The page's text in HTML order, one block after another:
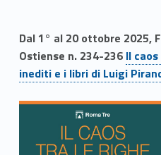
Dal 1° al 20 ottobre 2025,
Ostiense n. 234-236 Il
ineditie i libri di Luigi